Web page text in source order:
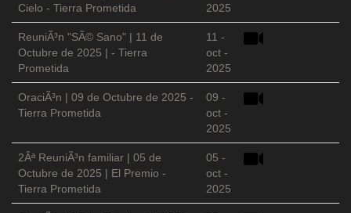
Cielo - Tierra Prometida
2025
ReuniÃ³n "SÃ© Sano" | 11 de
Octubre de 2025 | - Tierra
Prometida
11 -
oct -
2025
OraciÃ³n | 09 de Octubre de 2025 -
Tierra Prometida
09 -
oct -
2025
2Âª ReuniÃ³n familiar | 05 de
Octubre de 2025 | El Premio -
Tierra Prometida
05 -
oct -
2025